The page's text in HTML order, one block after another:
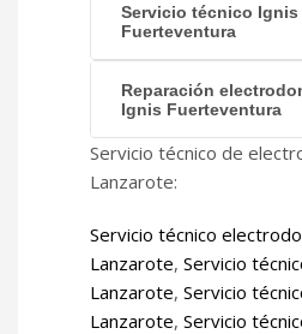
Servicio técnico Ignis
Fuerteventura
Reparación
Ignis Fuerteventura
Servicio técnico de
Lanzarote:
Servicio técnico
Lanzarote, Servicio
Lanzarote, Servicio
Lanzarote, Servicio